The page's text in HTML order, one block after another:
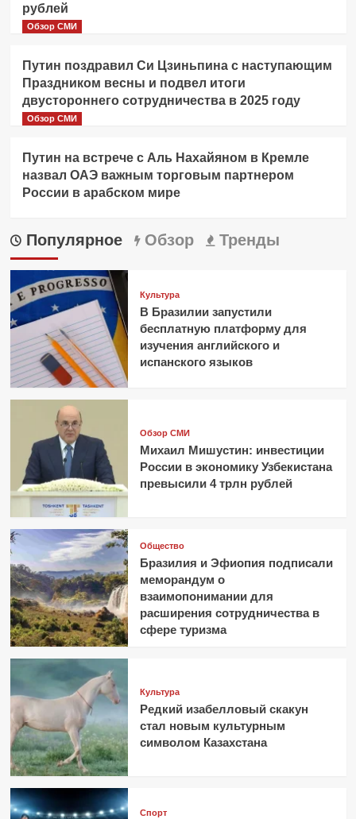
рублей
Обзор СМИ
Путин поздравил Си Цзиньпина с наступающим
Праздником весны и подвел итоги
двустороннего сотрудничества в 2025 году
Обзор СМИ
Путин на встрече с Аль Нахайяном в Кремле
назвал ОАЭ важным торговым партнером
России в арабском мире
Популярное Обзор Тренды
Культура
В Бразилии запустили
бесплатную платформу для
изучения английского и
испанского языков
Обзор СМИ
Михаил Мишустин: инвестиции
России в экономику Узбекистана
превысили 4 трлн рублей
Общество
Бразилия и Эфиопия подписали
меморандум о
взаимопонимании для
расширения сотрудничества в
сфере туризма
Культура
Редкий изабелловый скакун
стал новым культурным
символом Казахстана
Спорт